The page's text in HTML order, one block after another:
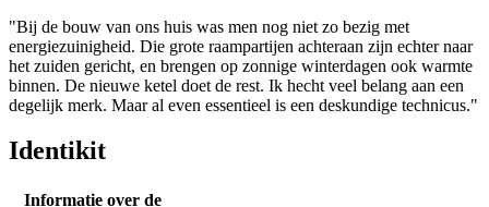
"Bij de bouw van ons huis was men nog niet zo bezig met
energiezuinigheid. Die grote raampartijen achteraan zijn echter naar
het zuiden gericht, en brengen op zonnige winterdagen ook warmte
binnen. De nieuwe ketel doet de rest. Ik hecht veel belang aan een
degelijk merk. Maar al even essentieel is een deskundige technicus."
Identikit
Informatie over de